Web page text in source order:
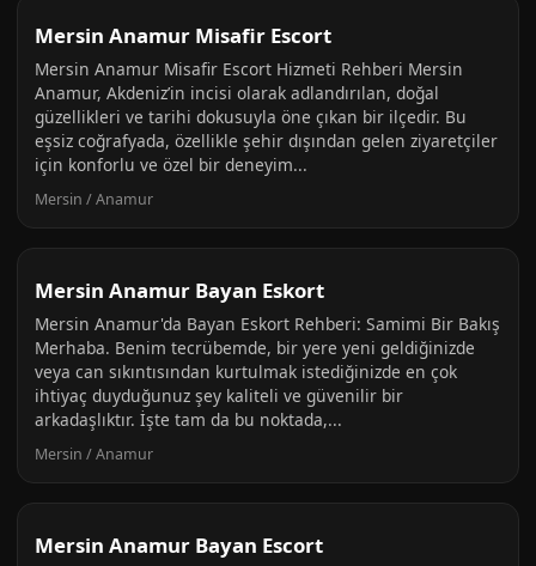
Mersin Anamur Misafir Escort
Mersin Anamur Misafir Escort Hizmeti Rehberi Mersin
Anamur, Akdeniz’in incisi olarak adlandırılan, doğal
güzellikleri ve tarihi dokusuyla öne çıkan bir ilçedir. Bu
eşsiz coğrafyada, özellikle şehir dışından gelen ziyaretçiler
için konforlu ve özel bir deneyim...
Mersin / Anamur
Mersin Anamur Bayan Eskort
Mersin Anamur'da Bayan Eskort Rehberi: Samimi Bir Bakış
Merhaba. Benim tecrübemde, bir yere yeni geldiğinizde
veya can sıkıntısından kurtulmak istediğinizde en çok
ihtiyaç duyduğunuz şey kaliteli ve güvenilir bir
arkadaşlıktır. İşte tam da bu noktada,...
Mersin / Anamur
Mersin Anamur Bayan Escort